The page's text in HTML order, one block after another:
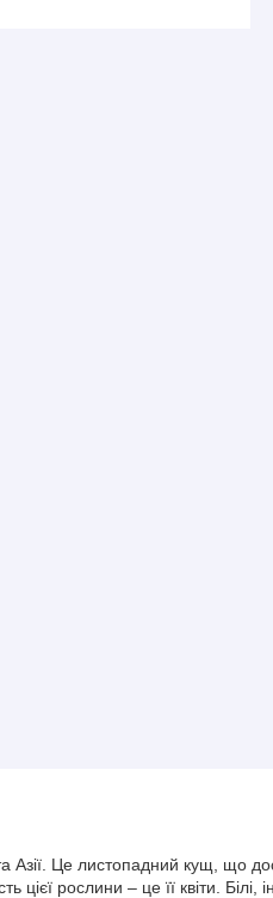
Азії. Це листопадний кущ, що
рослини – це її квіти. Білі,